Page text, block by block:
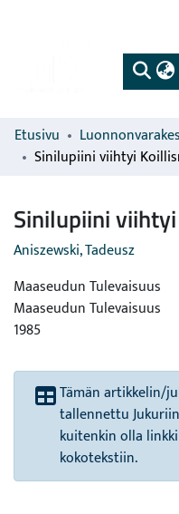
Etusivu
Sinilupiini
Aniszewski, Tadeusz
Maaseudun Tulevaisuus
Maaseudun Tulevaisuus
1985
Tämän artikkelin/
tallennettu
kuitenkin olla
kokotekstiin.